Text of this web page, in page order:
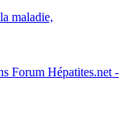
maladie,
Forum Hépatites.net -